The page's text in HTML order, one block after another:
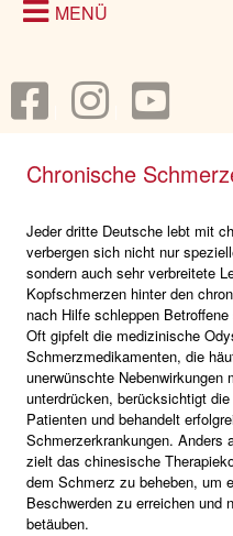
Chronische
Jeder dritte Deutsche lebt mit
verbergen sich nicht nur
sondern auch sehr verbreitete
Kopfschmerzen hinter den
nach Hilfe schleppen
Oft gipfelt die medizinische
Schmerzmedikamenten, die
unerwünschte
unterdrücken, berücksichtigt
Patienten und behandelt
Schmerzerkrankungen. Anders
zielt das chinesische
dem Schmerz zu beheben, um
Beschwerden zu erreichen und
betäuben.